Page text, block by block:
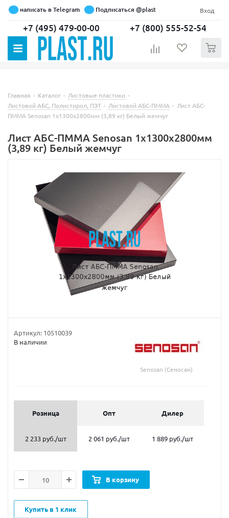
написать в Telegram Подписаться @plast Вход
+7 (495) 479-00-00 +7 (800) 555-52-54
Главная - Каталог - Листовые пластики -
Листовой АБС, Полистирол, ПЭТ - Листовой АБС-ПММА - Лист АБС-
ПММА Senosan 1х1300х2800мм (3,89 кг) Белый жемчуг
Лист АБС-ПММА Senosan 1х1300х2800мм
(3,89 кг) Белый жемчуг
Артикул: 10510039
В наличии
Senosan (Сеносан)
Розница Опт Дилер
2 233 руб./шт 2 061 руб./шт 1 889 руб./шт
В корзину
Купить в 1 клик